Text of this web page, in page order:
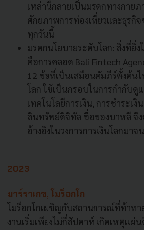
เหล่านี้กลายเป็นมรดกทางกาย
ศักยภาพการท่องเที่ยวและธุรกิ
ทุกวันนี้
มรดกนโยบายระดับโลก: สิ่งที่ยิ่
คือการคลอด Bali Fintech
12 ข้อที่เป็นเสมือนคัมภีร์ตั้งต้นใ
โลก ใช้เป็นกรอบในการกำกับดู
เทคโนโลยีการเงิน, การชำระเงิ
สินทรัพย์ดิจิทัล ชื่อของบาหลี จึง
อ้างอิงในวงการการเงินโลกมา
2023
มาร์ราเกช, โมร็อกโก
โมร็อกโกเผชิญกับสถานการณ์ที่ท้าทา
งานเริ่มเพียงไม่กี่สัปดาห์ เกิดเหตุแผ่